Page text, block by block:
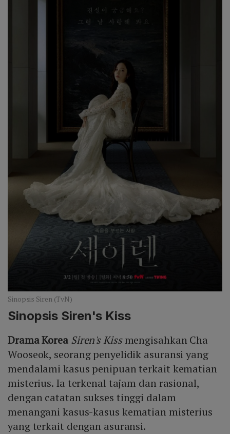
Sinopsis Siren (TvN)
Sinopsis Siren's Kiss
Drama Korea Siren's Kissmengisahkan Cha
Wooseok, seorang penyelidik asuransi yang
mendalami kasus penipuan terkait kematian
misterius. Ia terkenal tajam dan rasional,
dengan catatan sukses tinggi dalam
menangani kasus-kasus kematian misterius
yang terkait dengan asuransi.